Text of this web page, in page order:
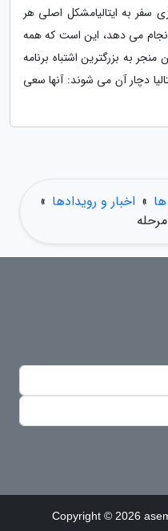
سفر به ایتالیامشکل اصلی هر
انجام می دهد، این است که همه
به بزرگترین اشتباه برنامه
دچار آن می شوند: آنها سعی
» اخبار و رویدادها »
Copyright © 2026